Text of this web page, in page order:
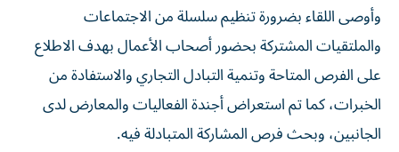
وأوصى اللقاء بضرورة تنظيم سلسلة من الاجتماعات
والملتقيات المشتركة بحضور أصحاب الأعمال بهدف الاطلاع
على الفرص المتاحة وتنمية التبادل التجاري والاستفادة من
الخبرات، كما تم استعراض أجندة الفعاليات والمعارض لدى
الجانبين، وبحث فرص المشاركة المتبادلة فيه.